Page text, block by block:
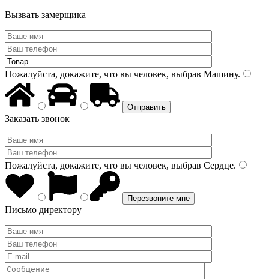
Вызвать замерщика
Пожалуйста, докажите, что вы человек, выбрав Машину.
Заказать звонок
Пожалуйста, докажите, что вы человек, выбрав Сердце.
Письмо директору